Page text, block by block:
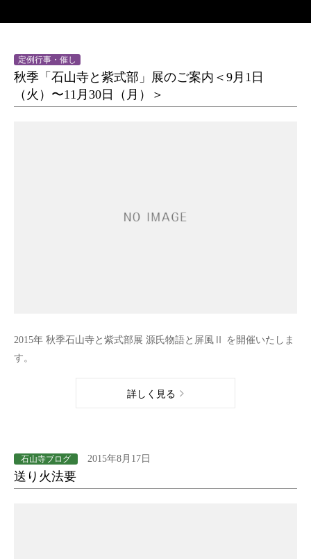
定例行事・催し
秋季「石山寺と紫式部」展のご案内＜9月1日
（火）〜11月30日（月）＞
2015年 秋季石山寺と紫式部展 源氏物語と屏風Ⅱ を開催いたしま
す。
詳しく見る
石山寺ブログ 2015年8月17日
送り火法要